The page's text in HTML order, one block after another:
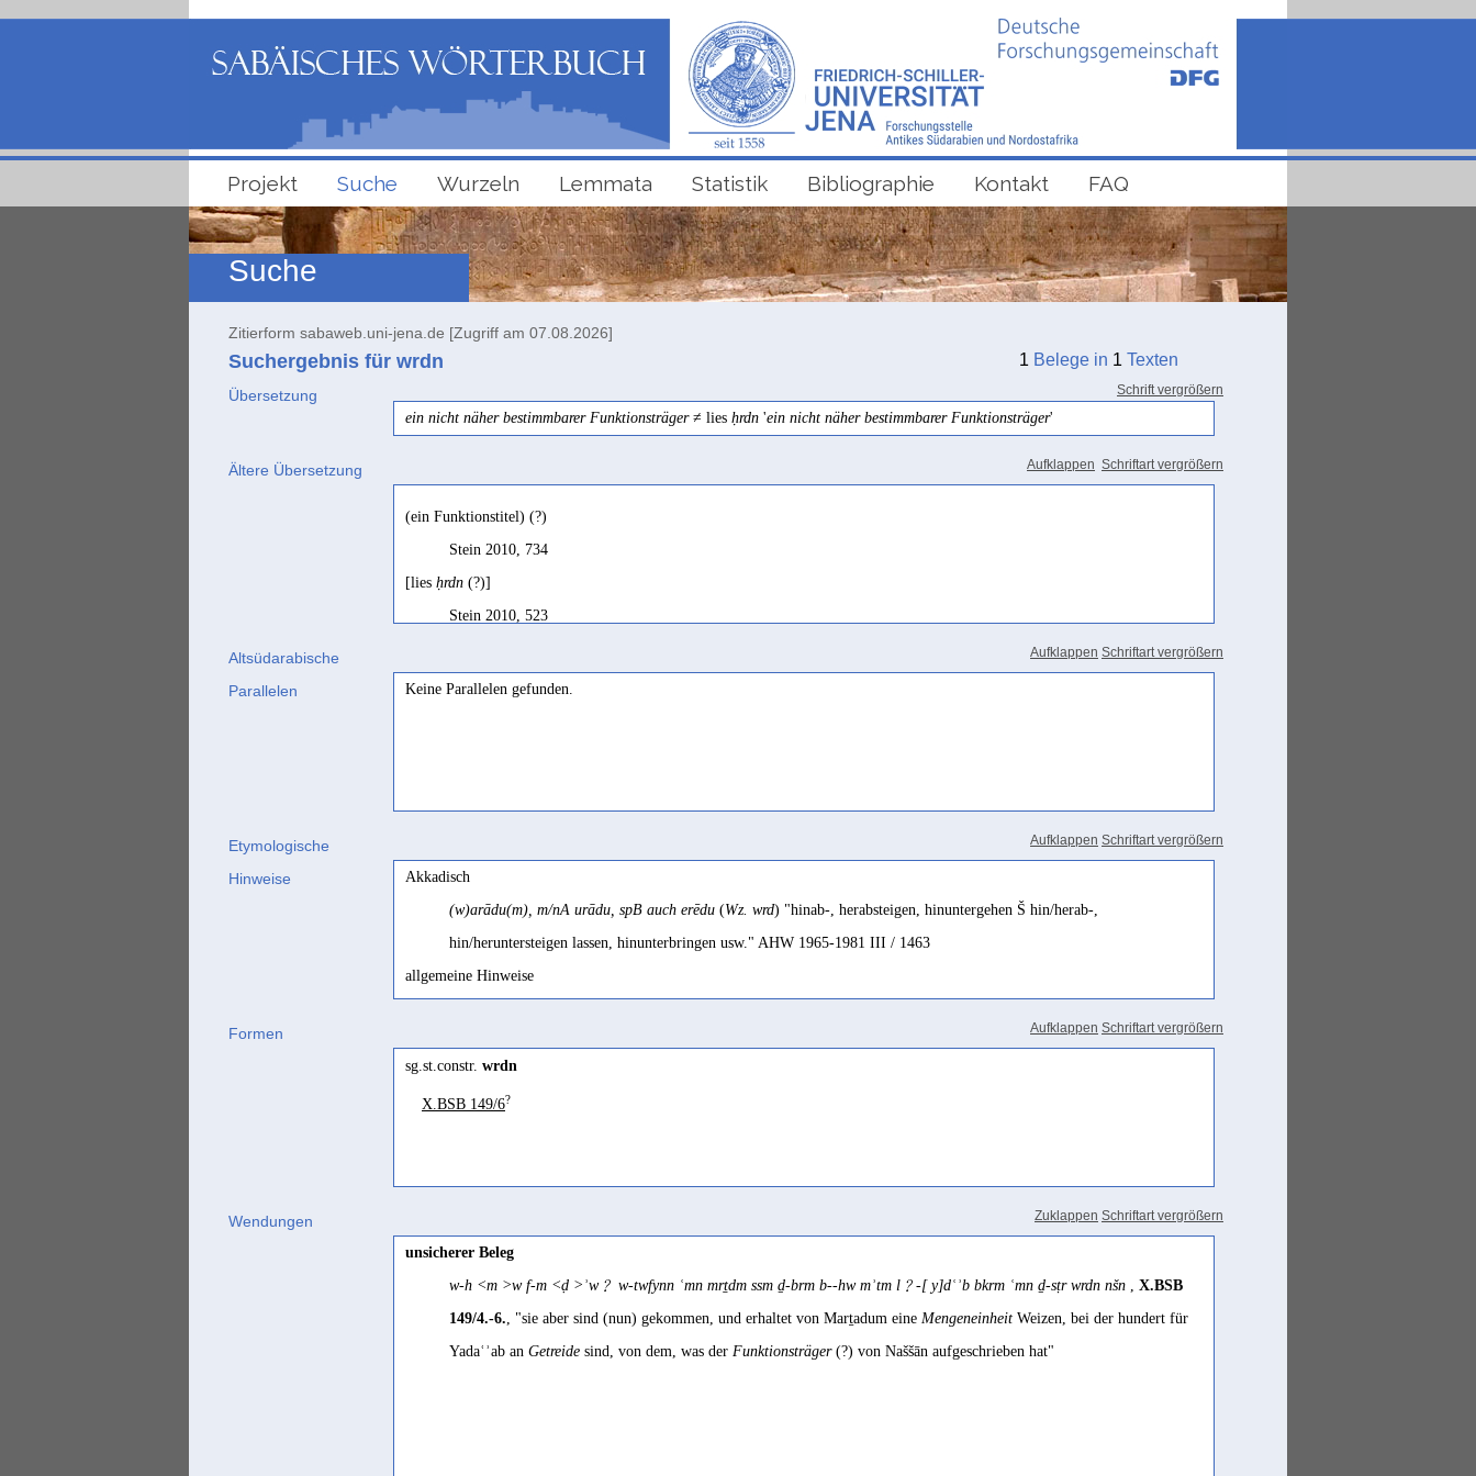
Projekt Suche Wurzeln Lemmata Statistik Bibliographie Kontakt FAQ
Suche
Zitierform sabaweb.uni-jena.de [Zugriff am 07.08.2026]
Suchergebnis für wrdn 1 Belege in 1 Texten
Übersetzung Schrift vergrößern
ein nicht näher bestimmbarer Funktionsträger≠ lies ḥrdn 'ein nicht näher bestimmbarer Funktionsträger'
Ältere Übersetzung Aufklappen Schriftart vergrößern
(ein Funktionstitel) (?)
Stein 2010, 734
[lies ḥrdn (?)]
Stein 2010, 523
mit ihrer Grundbedeutung 'herabsteigen' indes könnte an einen mit Botendiensten betrauten Beamten denken
lassen.
Altsüdarabische
Parallelen
Aufklappen Schriftart vergrößern
Keine Parallelen gefunden.
Etymologische
Hinweise
Aufklappen Schriftart vergrößern
Akkadisch
(w)arādu(m), m/nA urādu, spB auch erēdu (Wz. wrd) "hinab-, herabsteigen, hinuntergehen Š hin/herab-,
hin/heruntersteigen lassen, hinunterbringen usw." AHW 1965-1981 III / 1463
allgemeine Hinweise
Stein 2010 523
Arabisch
warada(Wz. wrd) "descend, go down, come down" Leslau 1991 617
Formen Aufklappen Schriftart vergrößern
sg.st.constr. wrdn
X.BSB 149/6?
Wendungen Zuklappen Schriftart vergrößern
unsicherer Beleg
w-h <m >w f-m <ḍ >ʾw﹖ w-twfynn ʿmn mrṯdm ssm ḏ-brm b--hw mʾtm l﹖-[ y]dʿʾb bkrm ʿmn ḏ-sṭr wrdn nšn , X.BSB
149/4.-6., "sie aber sind (nun) gekommen, und erhaltet von Marṯadum eine Mengeneinheit Weizen, bei der hundert für
Yadaʿʾab an Getreide sind, von dem, was der Funktionsträger(?) von Naššān aufgeschrieben hat"